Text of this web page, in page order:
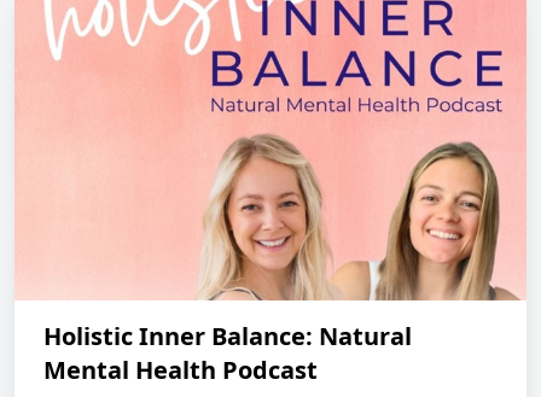
Holistic Inner Balance: Natural
Mental Health Podcast